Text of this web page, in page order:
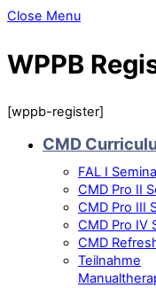
Close Menu
WPPB
[wppb-register]
CMD
FAL I
CMD Pro II
CMD Pro III
CMD Pro IV
CMD
Teilnahme